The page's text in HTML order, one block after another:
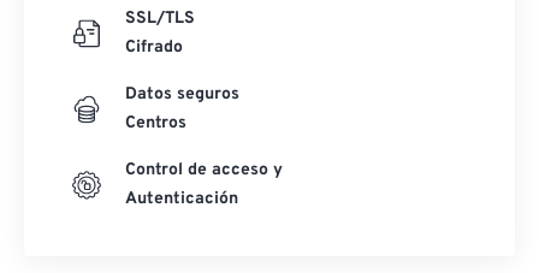
SSL/TLS
Cifrado
Datos seguros
Centros
Control de acceso y
Autenticación